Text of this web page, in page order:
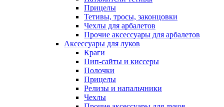
Прицелы
Тетивы, тросы, законцовки
Чехлы для арбалетов
Прочие аксессуары для арбалетов
Аксессуары для луков
Краги
Пип-сайты и киссеры
Полочки
Прицелы
Релизы и напальчники
Чехлы